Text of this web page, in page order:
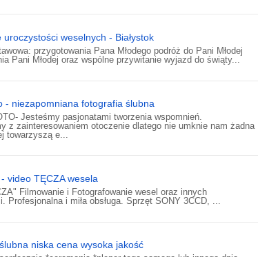
uroczystości weselnych - Białystok
przygotowania Pana Młodego podróż do Pani Młodej
Pani Młodej oraz wspólne przywitanie wyjazd do świąty...
- niezapomniana fotografia ślubna
Jesteśmy pasjonatami tworzenia wspomnień.
z zainteresowaniem otoczenie dlatego nie umknie nam żadna
towarzyszą e...
video TĘCZA wesela
Filmowanie i Fotografowanie wesel oraz innych
Profesjonalna i miła obsługa. Sprzęt SONY 3CCD, ...
niska cena wysoka jakość